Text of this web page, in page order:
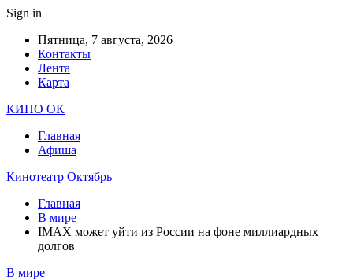
Sign in
Пятница, 7 августа, 2026
Контакты
Лента
Карта
КИНО ОК
Главная
Афиша
Кинотеатр Октябрь
Главная
В мире
IMAX может уйти из России на фоне миллиардных
долгов
В мире